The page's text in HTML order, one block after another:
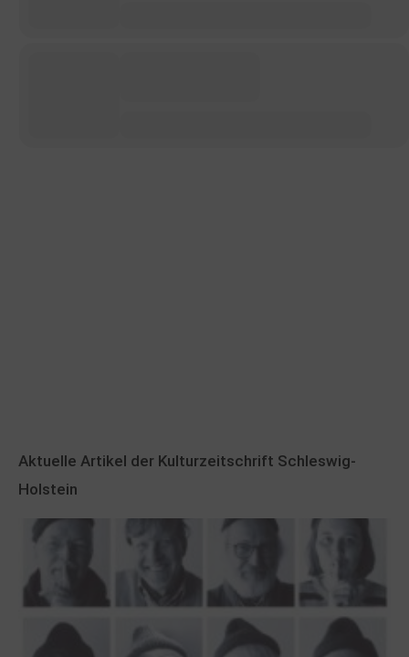
Aktuelle Artikel der Kulturzeitschrift Schleswig-
Holstein